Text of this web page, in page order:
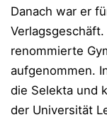
Danach war er
renommierte
aufgenommen.
die Selekta und
der Universität